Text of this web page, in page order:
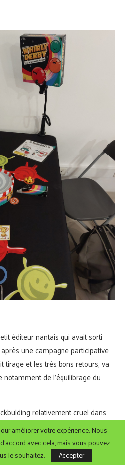
éditeur nantais qui avait sorti
une campagne participative
tirage et les très bons retours, va
de l’équilibrage du
relativement cruel dans
partisanes pour
leur effets soit en les conservant
exposants pour leur effet passif.
améliorer votre expérience. Nous
avec cela, mais vous pouvez
le souhaitez.
Accepter